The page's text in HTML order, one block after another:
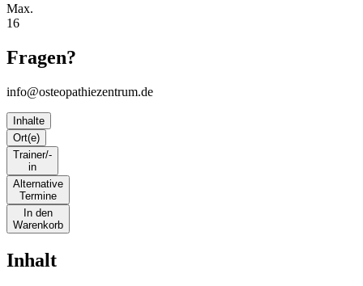
Max.
16
Fragen?
info@osteopathiezentrum.de
Inhalte
Ort(e)
Trainer/-
in
Alternative
Termine
In den
Warenkorb
Inhalt